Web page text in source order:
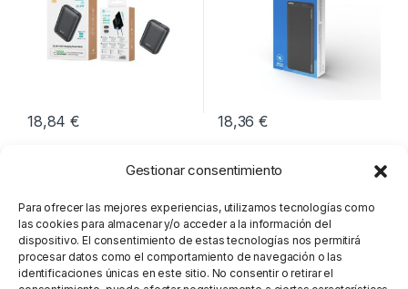
Gestionar consentimiento
Para ofrecer las mejores experiencias, utilizamos tecnologías como
las cookies para almacenar y/o acceder a la información del
dispositivo. El consentimiento de estas tecnologías nos permitirá
procesar datos como el comportamiento de navegación o las
identificaciones únicas en este sitio. No consentir o retirar el
18,84€ 18,36€